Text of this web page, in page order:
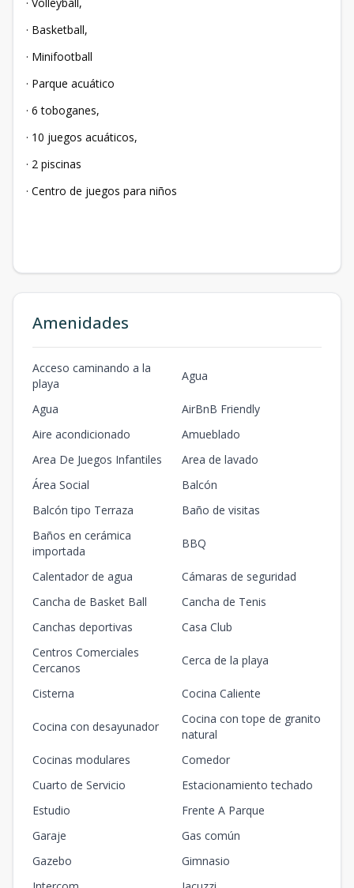
· Basketball,
· Minifootball
· Parque acuático
· 6 toboganes,
· 10 juegos acuáticos,
· 2 piscinas
· Centro de juegos para niños
Amenidades
Acceso caminando a la
playa
Agua
Agua
AirBnB Friendly
Aire acondicionado
Amueblado
Area De Juegos Infantiles
Area de lavado
Área Social
Balcón
Balcón tipo Terraza
Baño de visitas
Baños en cerámica
importada
BBQ
Calentador de agua
Cámaras de seguridad
Cancha de Basket Ball
Cancha de Tenis
Canchas deportivas
Casa Club
Centros Comerciales
Cercanos
Cerca de la playa
Cisterna Cocina Caliente
Cocina con desayunador
Cocina con tope de granito
natural
Cocinas modulares
Comedor
Cuarto de Servicio
Estacionamiento techado
Estudio
Frente A Parque
Garaje
Gas común
Gazebo
Gimnasio